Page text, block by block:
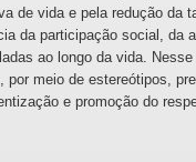
de vida e pela redução da
da participação social, da
ao longo da vida.
por meio de estereótipos,
e promoção do